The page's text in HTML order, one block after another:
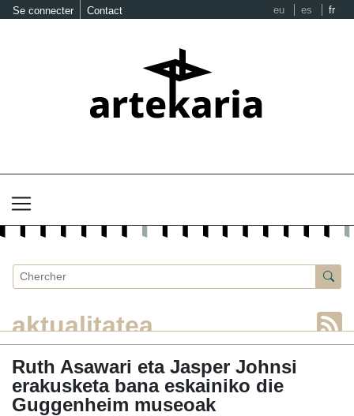
Se connecter Contact eu es fr
aktualitatea
Ruth Asawari eta Jasper Johnsi
erakusketa bana eskainiko die
Guggenheim museoak